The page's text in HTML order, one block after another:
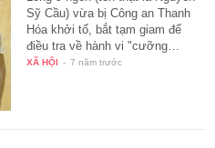
Sỹ Cầu) vừa bị Công an Thanh
Hóa khởi tố, bắt tạm giam để
điều tra về hành vi "cưỡng…
XÃ HỘI - 7 năm trước